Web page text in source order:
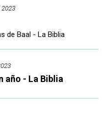
2023
de Baal - La Biblia
año - La Biblia